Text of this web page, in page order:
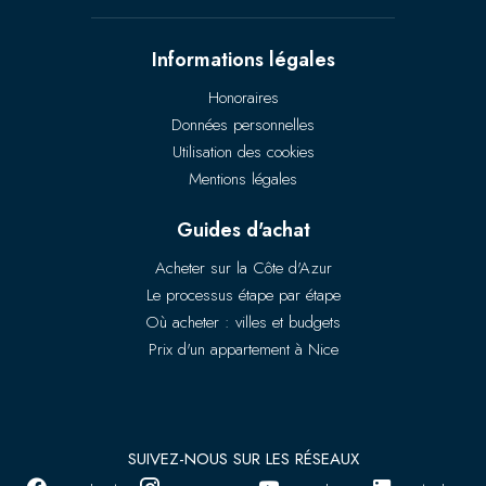
Informations légales
Honoraires
Données personnelles
Utilisation des cookies
Mentions légales
Guides d'achat
Acheter sur la Côte d'Azur
Le processus étape par étape
Où acheter : villes et budgets
Prix d'un appartement à Nice
SUIVEZ-NOUS SUR LES RÉSEAUX